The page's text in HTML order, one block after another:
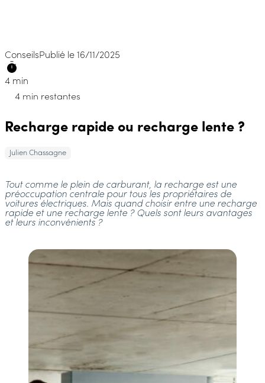
ConseilsPublié le 16/11/2025
4 min
4 min restantes
Recharge rapide ou recharge lente ?
Julien Chassagne
Tout comme le plein de carburant, la recharge est une
préoccupation centrale pour tous les propriétaires de
voitures électriques. Mais quand choisir entre une recharge
rapide et une recharge lente ? Quels sont leurs avantages
et leurs inconvénients ?